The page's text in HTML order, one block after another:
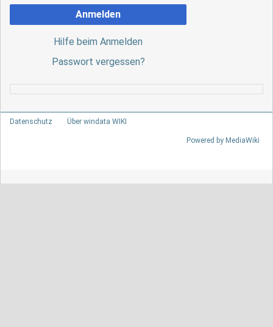
Anmelden
Hilfe beim Anmelden
Passwort vergessen?
Datenschutz Über windata WIKI
Powered by MediaWiki